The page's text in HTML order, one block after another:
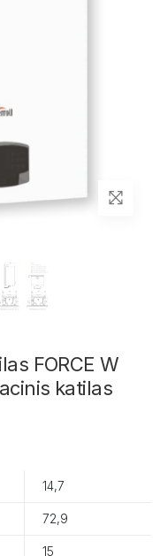
FORCE W
katilas
14,7
72,9
15